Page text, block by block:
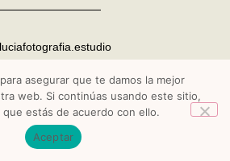
ESTUDIO © 2023 | Diseño y Desarrollo web
LITTLEMARS ESTUDIO
asegurar que te damos la mejor
web. Si continúas usando este sitio,
que estás de acuerdo con ello.
Aceptar